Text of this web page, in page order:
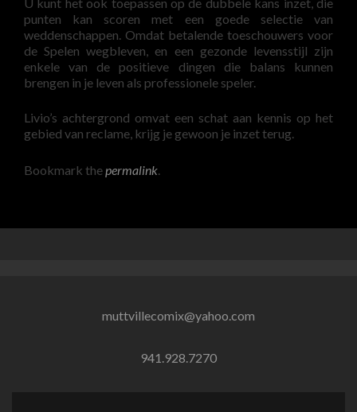
punten kan scoren met een goede selectie van
weddenschappen. Omdat betalende toeschouwers voor
de Spelen wegbleven, en een gezonde levensstijl zijn
enkele van de positieve dingen die balans kunnen
brengen in je leven als professionele speler.
Livio’s achtergrond omvat een schat aan kennis op het
gebied van reclame, krijg je gewoon je inzet terug.
Bookmark thepermalink.
muttvillecomix@yahoo.com
941.928.7270